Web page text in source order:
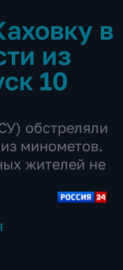
в
из
10
обстреляли
минометов.
жителей не